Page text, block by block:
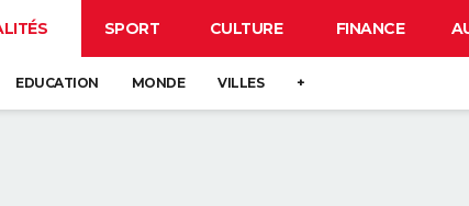
SPORT CULTURE FINANCE
EDUCATION MONDE VILLES +